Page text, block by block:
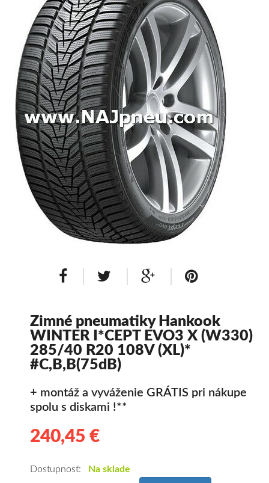
SUV/crossover + OFFRoad-ové
Dodávkové + malé úžitkové
Celoročné pneumatiky
Osobné/crossover + malé úžitkové
SUV/crossover + OFFRoad-ové
Dodávkové + malé úžitkové
Disky
Hliníkové / ALU disky / Elektróny
Puklice na kolesá Kontakt Blog
Zimné pneumatiky Hankook
WINTER I*CEPT EVO3 X (W330)
285/40 R20 108V (XL)*
#C,B,B(75dB)
+ montáž a vyváženie GRÁTIS pri nákupe
spolu s diskami !**
240,45 €
pneumatiky
Dostupnosť: Na sklade